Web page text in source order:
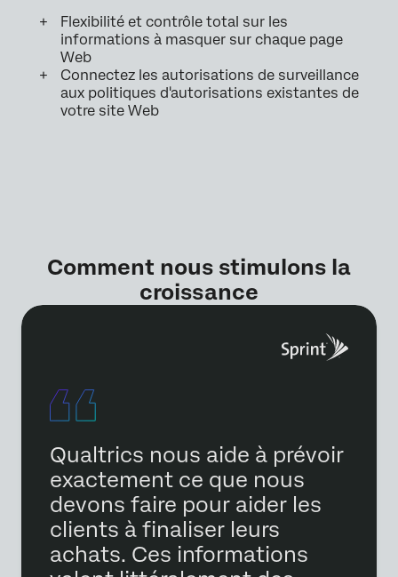
Flexibilité et contrôle total sur les
informations à masquer sur chaque page
Web
Connectez les autorisations de surveillance
aux politiques d'autorisations existantes de
votre site Web
Comment nous stimulons la
croissance
Qualtrics nous aide à prévoir
exactement ce que nous
devons faire pour aider les
clients à finaliser leurs
achats. Ces informations